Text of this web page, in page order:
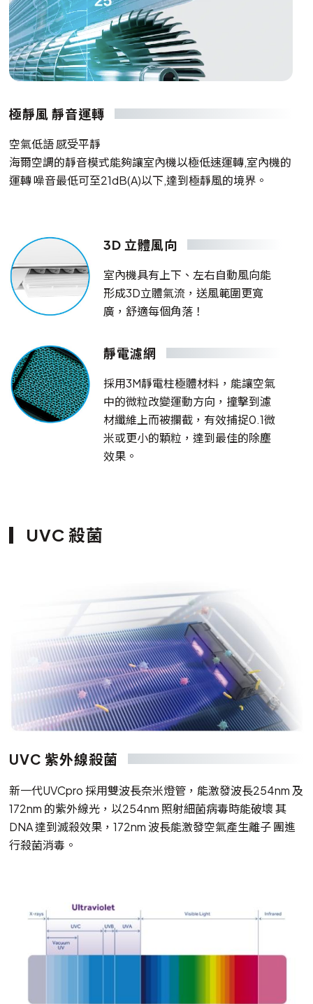
極靜風 靜音運轉
空氣低語 感受平靜
海爾空調的靜音模式能夠讓室內機以極低速運轉,室內機的
運轉 噪音最低可至21dB(A)以下,達到極靜風的境界。
3D 立體風向
室內機具有上下、左右自動風向能
形成3D立體氣流，送風範圍更寬
廣，舒適每個角落！
靜電濾網
採用3M靜電柱極體材料，能讓空氣
中的微粒改變運動方向，撞擊到濾
材纖維上而被攔截，有效捕捉0.1微
米或更小的顆粒，達到最佳的除塵
效果。
UVC 殺菌
UVC 紫外線殺菌
新一代UVCpro 採用雙波長奈米燈管，能激發波長254nm 及
172nm 的紫外線光，以254nm 照射細菌病毒時能破壞 其
DNA 達到滅殺效果，172nm 波長能激發空氣產生離子 團進
行殺菌消毒。